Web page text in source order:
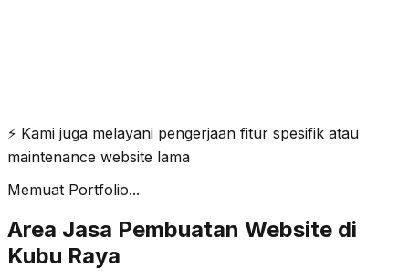
⚡ Kami juga melayani pengerjaan fitur spesifik atau
maintenance website lama
Memuat Portfolio...
Area Jasa Pembuatan Website di
Kubu Raya